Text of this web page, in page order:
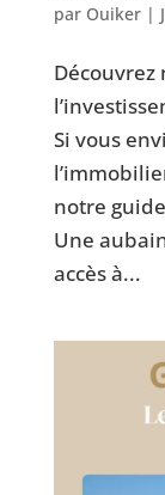
par Ouiker|
Si vous
notre
Une
accès à...